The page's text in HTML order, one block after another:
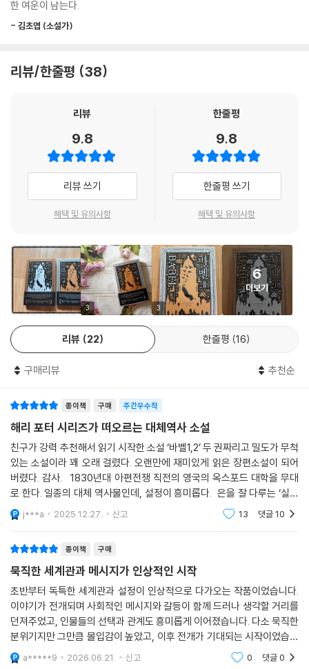
로 파견된 로빈은 대량의 은을 얻기 위해 청나라에 자유무역(핵심은 아편
처럼 살아가는 중국 민중의 비참한 생활상을 목도한다. 바야흐로 아편전쟁
이 발발하기 직전의 상황이었다. 로빈은 바벨이 식민지 침탈의 앞잡이라는
책하고 있다는 사실을 알게 된다. 그런데 이는 식민지에만 해당하는 것이
아니었다. 제국 내에서도 은산업혁명으로 이득을 보는 이들은 이미 부자인
사람들과 부자가 될 간계와 운을 겸비한 소수의 선택된 사람들뿐이었다.
그 순간 로빈의 머릿속에 거대한 거미줄이 떠올랐다. 인도에서 영국으로
가는 목화, 인도에서 중국으로 가는 아편, 중국에서 차와 도자기로 바뀌는
은, 그리고 모든 것이 다시 흘러 들어가는 영국. 처음에는 아주 추상적으로
이던 것이 추상적이지 않았다. 세상이 어떻게 거미줄처럼 엮여 있는지, 그
거미줄 속에서 자신의 생활방식이 어떤 착취를 야기하는지 깨닫는 순간,
그 거대한 거미줄 위에 식민지 노동과 식민지 고통의 망령이 먹구름처럼
드리운 것이 보였다. (2권 본문 62쪽)
그 사건들은 모두 같은 억압과 착취의 그물망에 걸려 있었다. 랭커셔 방적
공에게 일어나는 일은 인도 방직공에게 먼저 일어난 일이었다. 은갑을 두
른 영국 방직공장의 땀과 피로에 찌든 노동자들은 미국 노예들이 수확한
래했고, 거기서 이득을 보는 것은 제국 중심부의 권력자들뿐이었다. (2권
본문 331~332쪽)
결국 로빈이 같은 처지의 식민지 출신 친구들과 함께 헤르메스 협회 편에
서기로 결심하면서, 제국에 맞선 옥스퍼드 번역사 혁명의 막이 오른다.
“서구가 문명이라고 부르는 것의 지배적인 내러티브를 재구성하도록,
즉 재번역하도록 한다.” (시카고 리뷰 오브 북스)
주의와 세계화에 대한 신랄한 정치·사회적 비판 외에도, 언어와 번역에 관
한 풍부한 지식과 해석으로 지적 포만감과 읽는 맛을 한층 배가시킨다, 세
상의 언어가 그렇게나 천양지차인데 번역의 정확성과 충실성은 어떻게 확
보되는가? 번역은 가치중립적인가? 소설 속에서 플레이페어 교수는 학생
들에게 번역은 단지 메시지를 전달하는 일이 아니라 원문을 다시 쓰는 일
이라고 설명한다. ”바로 여기에 우리의 고충이 있지. 다시쓰기도 글쓰기고,
한 여운이 남는다.
- 김초엽 (소설가)
리뷰/한줄평 38
리뷰
9.8
리뷰 쓰기
혜택 및 유의사항
한줄평
9.8
한줄평 쓰기
혜택 및 유의사항
3 3
6
더보기
리뷰 22 한줄평 16
구매리뷰 추천순
종이책 구매 주간우수작
해리 포터 시리즈가 떠오르는 대체역사 소설
친구가 강력 추천해서 읽기 시작한 소설 ‘바벨1,2’ 두 권짜리고 밀도가 무척
있는 소설이라 꽤 오래 걸렸다. 오랜만에 재미있게 읽은 장편소설이 되어
버렸다. 감사. 1830년대 아편전쟁 직전의 영국의 옥스포드 대학을 무대
로 한다. 일종의 대체 역사물인데, 설정이 흥미롭다. 은을 잘 다루는 ‘실버
워크’를 이용해서 세계 최강국이 된 영국, 여기서 은막대를 이용한 기
j***a 2025.12.27. 신고 13 댓글10
종이책 구매
묵직한 세계관과 메시지가 인상적인 시작
초반부터 독특한 세계관과 설정이 인상적으로 다가오는 작품이었습니다.
이야기가 전개되며 사회적인 메시지와 갈등이 함께 드러나 생각할 거리를
던져주었고, 인물들의 선택과 관계도 흥미롭게 이어졌습니다. 다소 묵직한
분위기지만 그만큼 몰입감이 높았고, 이후 전개가 기대되는 시작이었습니
다. 깊이 있는 이야기를 좋아하는 독자에게 잘 어울리는 작품입니다.
a*****9 2026.06.21. 신고 0 댓글0